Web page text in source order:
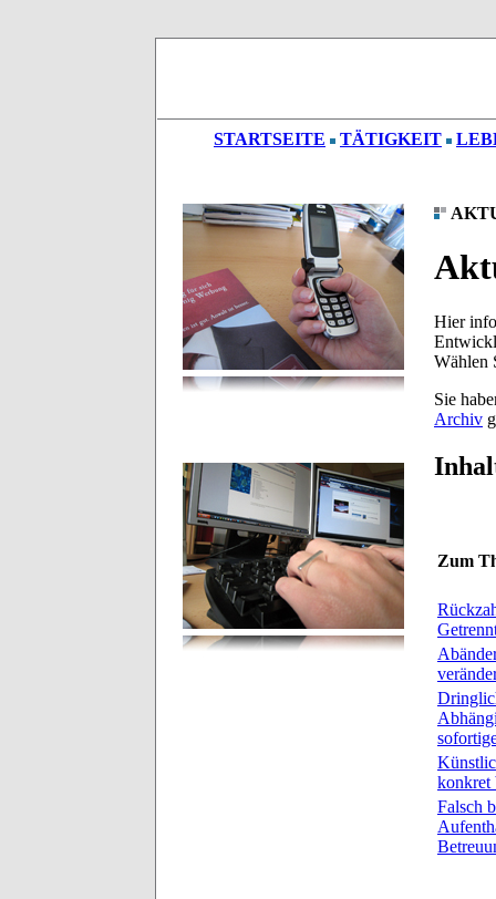
STARTSEITE TÄTIGKEIT
Hier
Wählen
Sie
Archiv
Zum
konkret
Falsch